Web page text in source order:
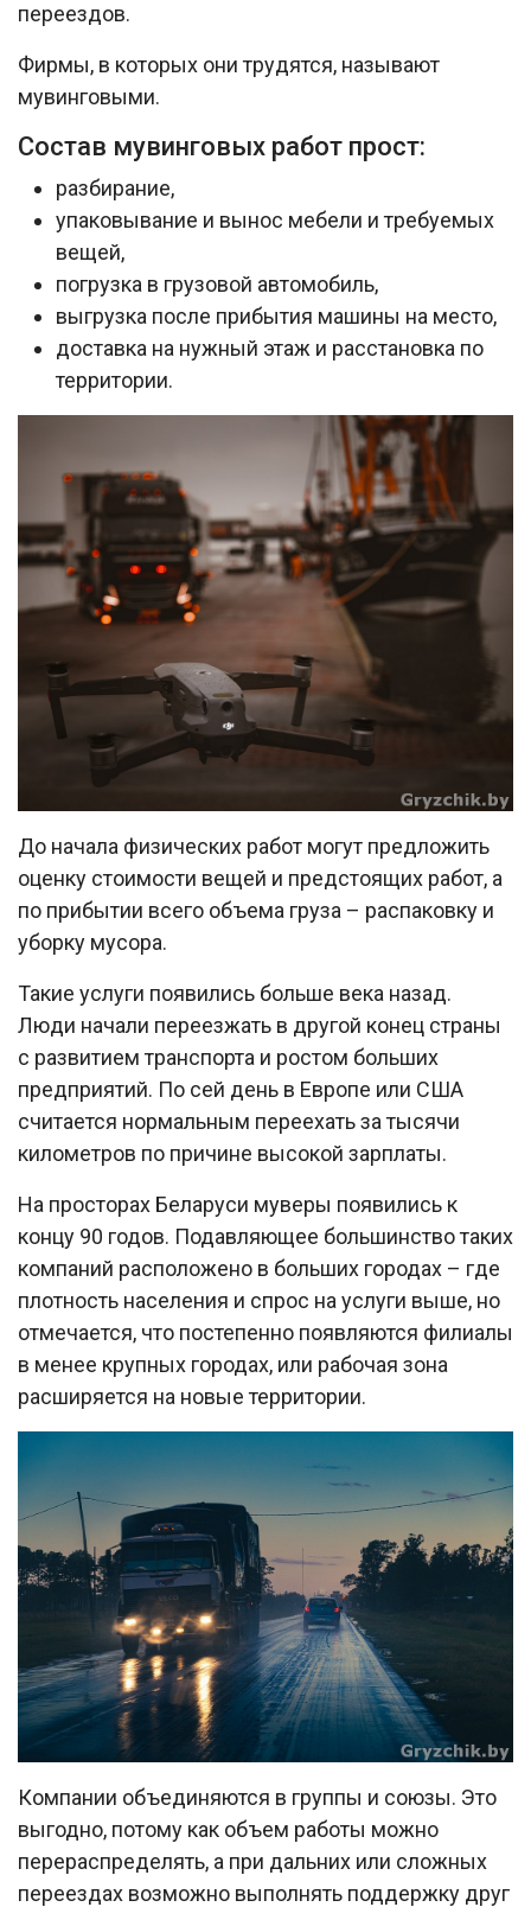
переездов.
Фирмы, в которых они трудятся, называют
мувинговыми.
Состав мувинговых работ прост:
разбирание,
упаковывание и вынос мебели и требуемых
вещей,
погрузка в грузовой автомобиль,
выгрузка после прибытия машины на место,
доставка на нужный этаж и расстановка по
территории.
До начала физических работ могут предложить
оценку стоимости вещей и предстоящих работ, а
по прибытии всего объема груза – распаковку и
уборку мусора.
Такие услуги появились больше века назад.
Люди начали переезжать в другой конец страны
с развитием транспорта и ростом больших
предприятий. По сей день в Европе или США
считается нормальным переехать за тысячи
километров по причине высокой зарплаты.
На просторах Беларуси муверы появились к
концу 90 годов. Подавляющее большинство таких
компаний расположено в больших городах – где
плотность населения и спрос на услуги выше, но
отмечается, что постепенно появляются филиалы
в менее крупных городах, или рабочая зона
расширяется на новые территории.
Компании объединяются в группы и союзы. Это
выгодно, потому как объем работы можно
перераспределять, а при дальних или сложных
переездах возможно выполнять поддержку друг